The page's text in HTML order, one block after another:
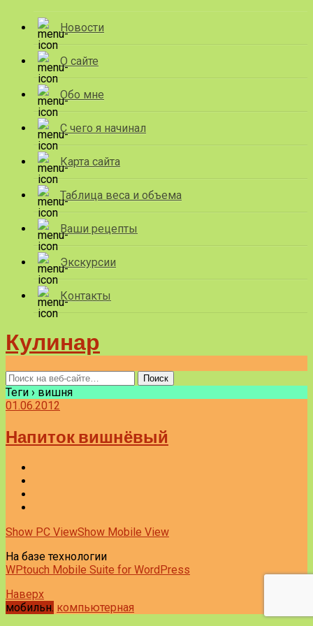
Новости
О сайте
Обо мне
С чего я начинал
Карта сайта
Таблица веса и объема
Ваши рецепты
Экскурсии
Контакты
Кулинар
Теги › вишня
01.06.2012
Напиток вишнёвый
Show PC ViewShow Mobile View
На базе технологии
WPtouch Mobile Suite for WordPress
Наверх
мобильн. компьютерная